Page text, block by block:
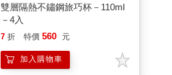
雙層隔熱不鏽鋼旅巧杯－110ml
－4入
7 折 特價 560 元
加入購物車